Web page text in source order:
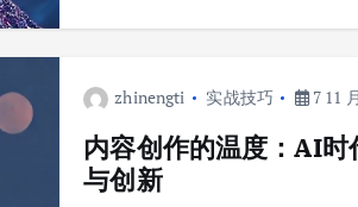
zhinengti 实战技巧 7 11
内容创作的温度：AI
与创新